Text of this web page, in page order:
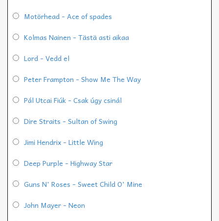
Motörhead - Ace of spades
Kolmas Nainen - Tästä asti aikaa
Lord - Vedd el
Peter Frampton - Show Me The Way
Pál Utcai Fiúk - Csak úgy csinál
Dire Straits - Sultan of Swing
Jimi Hendrix - Little Wing
Deep Purple - Highway Star
Guns N' Roses - Sweet Child O' Mine
John Mayer - Neon